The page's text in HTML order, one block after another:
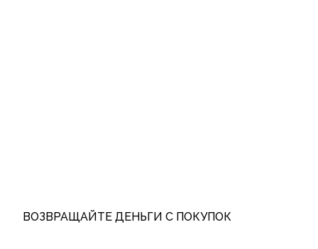
ВОЗВРАЩАЙТЕ ДЕНЬГИ С ПОКУПОК